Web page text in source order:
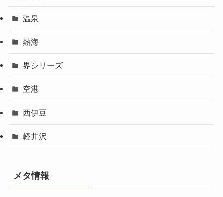
温泉
熱海
界シリーズ
空港
西伊豆
軽井沢
メタ情報